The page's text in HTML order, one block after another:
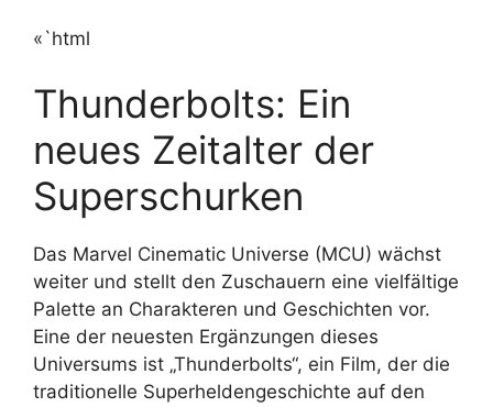
«`html
Thunderbolts: Ein
neues Zeitalter der
Superschurken
Das Marvel Cinematic Universe (MCU) wächst
weiter und stellt den Zuschauern eine vielfältige
Palette an Charakteren und Geschichten vor.
Eine der neuesten Ergänzungen dieses
Universums ist „Thunderbolts“, ein Film, der die
traditionelle Superheldengeschichte auf den